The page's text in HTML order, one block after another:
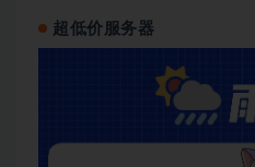
超低价服务器